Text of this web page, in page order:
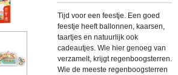
Tijd voor een feestje. Een goed
feestje heeft ballonnen, kaarsen,
taartjes en natuurlijk ook
cadeautjes. Wie hier genoeg van
verzamelt, krijgt regenboogsterren.
Wie de meeste regenboogsterren